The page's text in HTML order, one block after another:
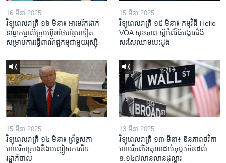
16 មីនា 2025
វិទ្យុពេលរាត្រី ១៦ មីនា៖ អាមេរិក​ដាក់​
ទណ្ឌកម្ម​លើ​ក្រុមហ៊ុន​ថៃ​បន្ថែម​ទៀត​
សម្រាប់​ការ​ធ្វើ​ពាណិជ្ជកម្ម​ជាមួយ​រុស្ស៊ី
15 មីនា 2025
វិទ្យុពេលរាត្រី ១៥ មីនា៖ កម្មវិធី ​Hello
VOA សុខភាព ស្ដី​អំពី​វិធី​បង្ការ​ជំងឺ​
សរសៃ​ឈាម​បេះដូង
15 មីនា 2025
វិទ្យុពេលរាត្រី ១៤ មីនា៖ ព្រឹទ្ធសភា
អាមេរិកគ្រោងនឹងបញ្ចៀសការបិទ
រដ្ឋាភិបាល
13 មីនា 2025
វិទ្យុពេលរាត្រី ១៣ មីនា៖ ឱនភាព​ថវិកា​
អាមេរិក​ពី​ខែ​តុលា​ដល់​កុម្ភៈ​កើន​ដល់​
១.១៤៧​លានលាន​ដុល្លារ